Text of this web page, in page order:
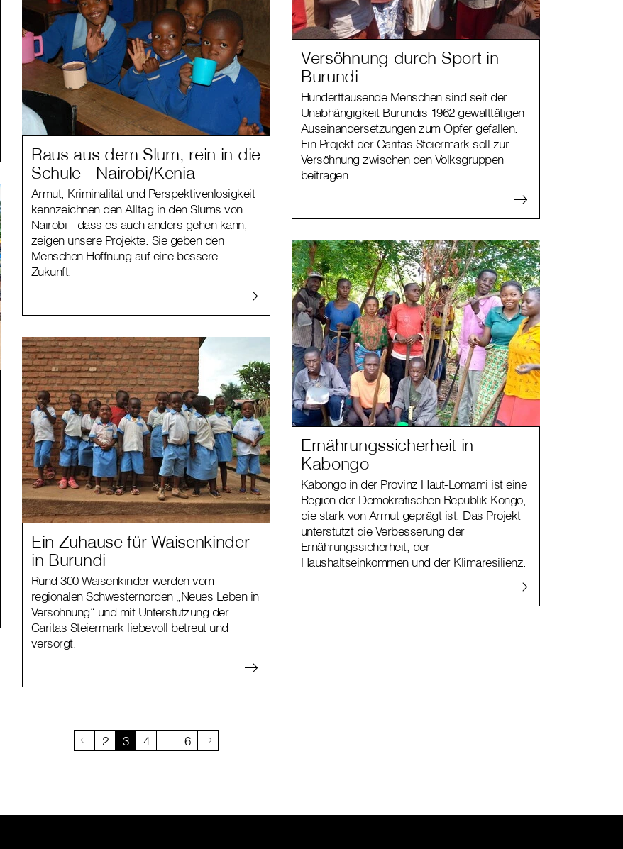
Raus aus dem Slum, rein in die
Schule - Nairobi/Kenia
Armut, Kriminalität und Perspektivenlosigkeit
kennzeichnen den Alltag in den Slums von
Nairobi - dass es auch anders gehen kann,
zeigen unsere Projekte. Sie geben den
Menschen Hoffnung auf eine bessere
Zukunft.
Versöhnung durch Sport in
Burundi
Hunderttausende Menschen sind seit der
Unabhängigkeit Burundis 1962 gewalttätigen
Auseinandersetzungen zum Opfer gefallen.
Ein Projekt der Caritas Steiermark soll zur
Versöhnung zwischen den Volksgruppen
beitragen.
Ein Zuhause für Waisenkinder
in Burundi
Rund 300 Waisenkinder werden vom
regionalen Schwesternorden „Neues Leben in
Versöhnung“ und mit Unterstützung der
Caritas Steiermark liebevoll betreut und
versorgt.
Ernährungssicherheit in
Kabongo
Kabongo in der Provinz Haut-Lomami ist eine
Region der Demokratischen Republik Kongo,
die stark von Armut geprägt ist. Das Projekt
unterstützt die Verbesserung der
Ernährungssicherheit, der
Haushaltseinkommen und der Klimaresilienz.
2 3 4 6